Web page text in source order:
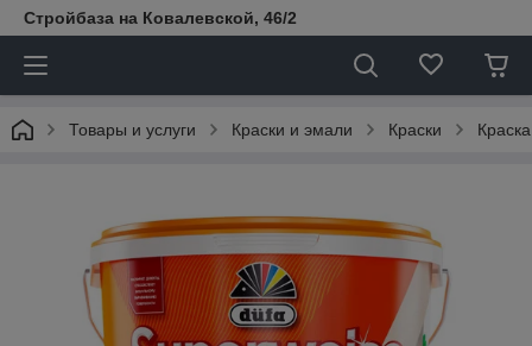
Стройбаза на Ковалевской, 46/2
Товары и услуги Краски и эмали Краски